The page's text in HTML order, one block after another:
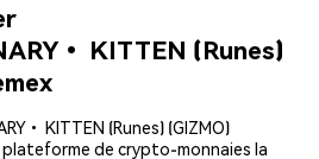
KITTEN (Runes)
KITTEN (Runes) (GIZMO)
plateforme de crypto-monnaies la